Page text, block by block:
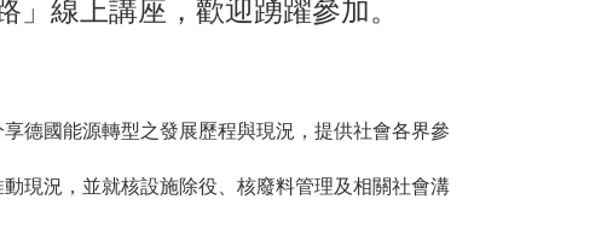
」線上講座，歡迎踴躍參加。
德國能源轉型之發展歷程與現況，提供社會各界參
現況，並就核設施除役、核廢料管理及相關社會溝